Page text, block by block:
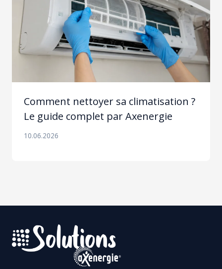
Comment nettoyer sa climatisation ?
Le guide complet par Axenergie
10.06.2026